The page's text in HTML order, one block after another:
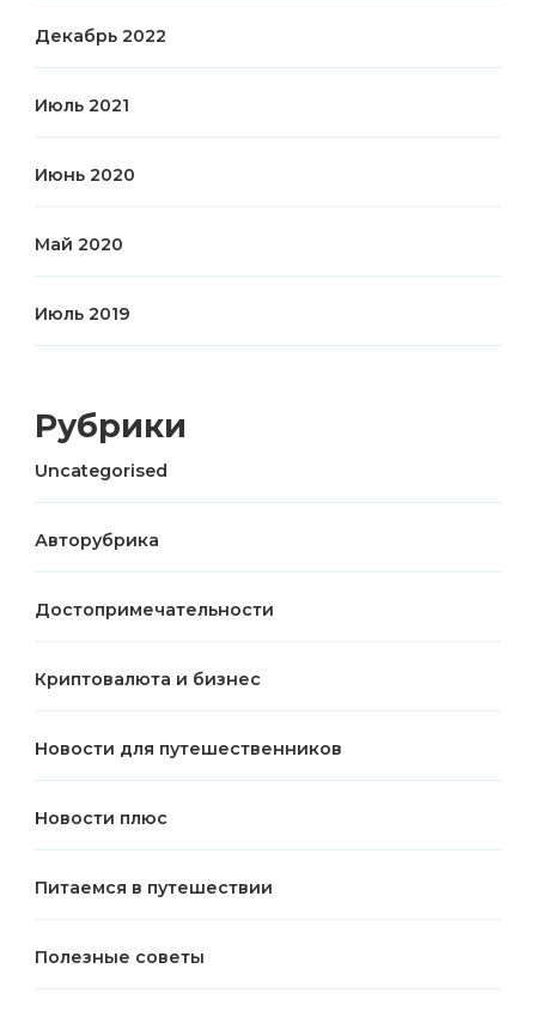
Декабрь 2022
Июль 2021
Июнь 2020
Май 2020
Июль 2019
Рубрики
Uncategorised
Авторубрика
Достопримечательности
Криптовалюта и бизнес
Новости для путешественников
Новости плюс
Питаемся в путешествии
Полезные советы